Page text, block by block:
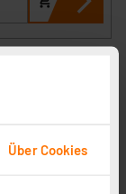
Über Cookies